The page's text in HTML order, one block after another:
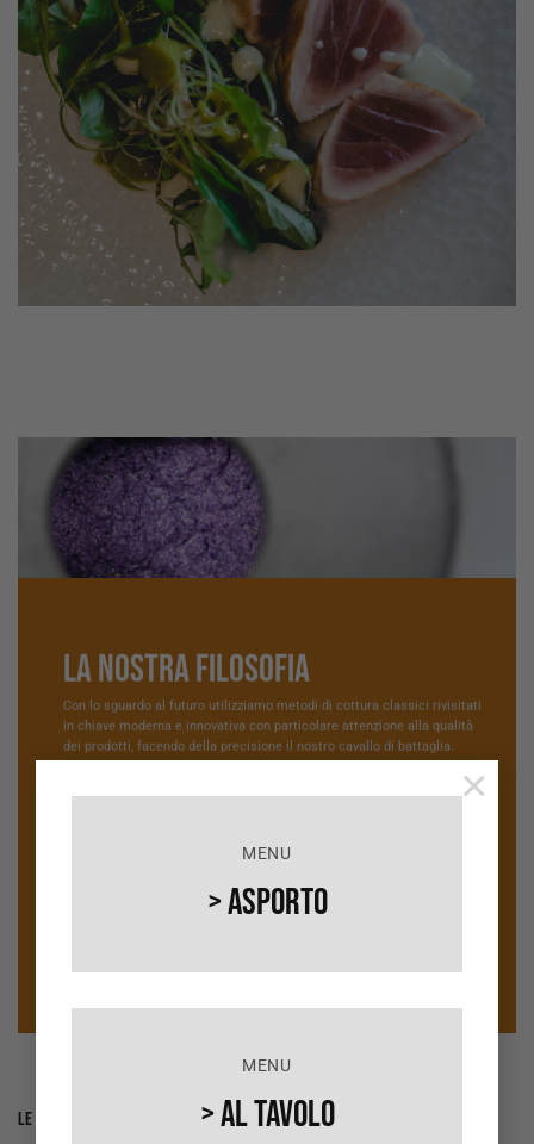
MENU
> Asporto
MENU
> Al Tavolo
×
La nostra filosofia
Con lo sguardo al futuro utilizziamo metodi di cottura classici rivisitati
in chiave moderna e innovativa con particolare attenzione alla qualità
dei prodotti, facendo della precisione il nostro cavallo di battaglia.
SCOPRI DI PIÙ
Le Ghiottonerie del Moro